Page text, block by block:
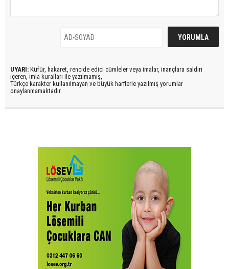
UYARI: Küfür, hakaret, rencide edici cümleler veya imalar, inançlara saldırı
içeren, imla kuralları ile yazılmamış,
Türkçe karakter kullanılmayan ve büyük harflerle yazılmış yorumlar
onaylanmamaktadır.